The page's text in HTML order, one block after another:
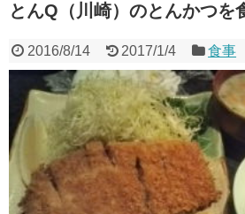
とんQ（川崎）のとんかつを
2016/8/14 2017/1/4 食事